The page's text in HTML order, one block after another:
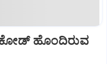
ಕೋಡ್ ಹೊಂದಿರುವ